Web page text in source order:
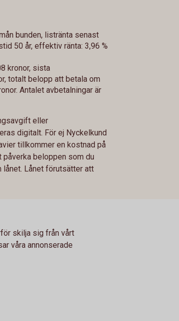
bunden, listränta senast
50 år, effektiv ränta: 3,96 %
kronor, sista
totalt belopp att betala om
Antalet avbetalningar är
eller
digitalt. För ej Nyckelkund
tillkommer en kostnad på
påverka beloppen som du
lånet. Lånet förutsätter att
skilja sig från vårt
våra annonserade